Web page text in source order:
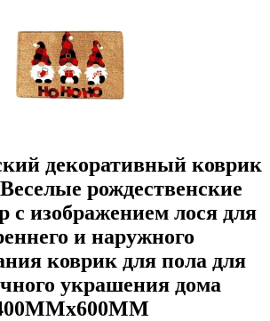
декоративный коврик
рождественские
с изображением лося для
и наружного
коврик для пола для
украшения дома